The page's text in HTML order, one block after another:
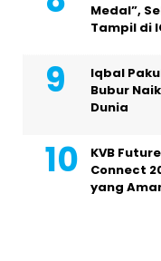
Medal”,
Tampil di
Iqbal
Bubur
Dunia
KVB
Connect
yang